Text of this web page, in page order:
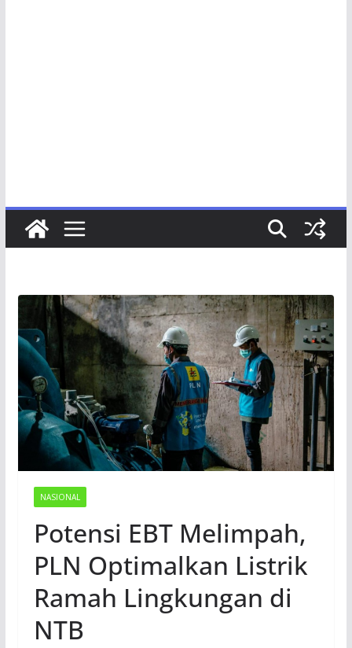
NASIONAL
Potensi EBT Melimpah,
PLN Optimalkan Listrik
Ramah Lingkungan di
NTB